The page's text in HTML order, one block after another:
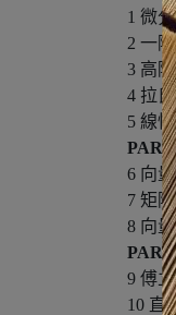
1 微
2 一
3 高
4 拉
5 線
6 向量
7 矩陣
8 向
9 傅
10 直